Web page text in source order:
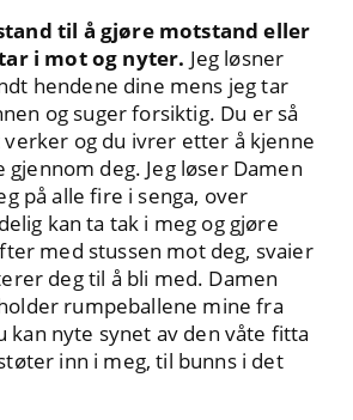
til å gjøre motstand eller
i mot og nyter. Jeg løsner
hendene dine mens jeg tar
og suger forsiktig. Du er så
og du ivrer etter å kjenne
gjennom deg. Jeg løser Damen
på alle fire i senga, over
kan ta tak i meg og gjøre
med stussen mot deg, svaier
deg til å bli med. Damen
rumpeballene mine fra
kan nyte synet av den våte fitta
inn i meg, til bunns i det